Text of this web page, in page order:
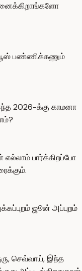
யூஸ் பண்ணிக்கணும்
2026-க்கு காமனா
எல்லாம் பார்க்கிறப்போ
ஜூன் அப்புறம்
செவ்வாய், இந்த